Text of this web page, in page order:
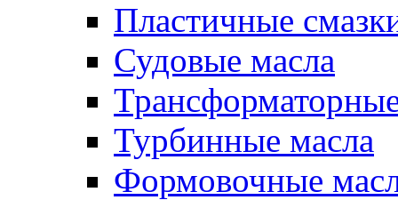
Пластичные
Судовые масла
Турбинные масла
Формовочные